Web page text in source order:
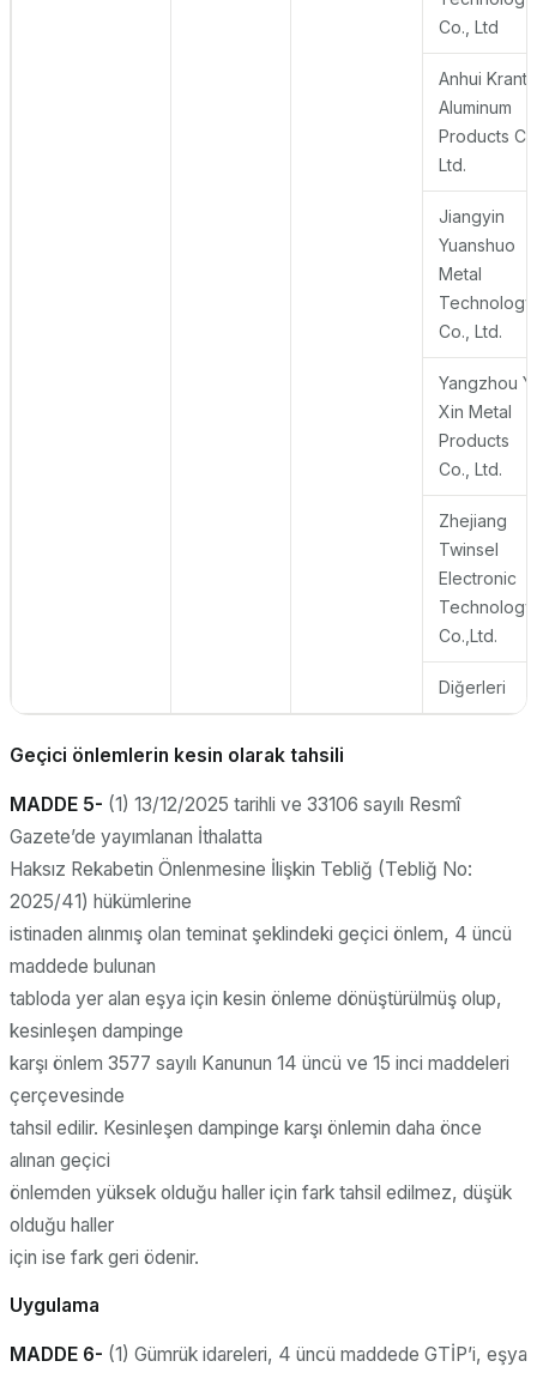
Co., Ltd
Anhui Krant
Aluminum
Products
Ltd.
Jiangyin
Yuanshuo
Metal
Technology
Co., Ltd.
Yangzhou
Xin Metal
Products
Co., Ltd.
Zhejiang
Twinsel
Electronic
Technology
Co.,Ltd.
Diğerleri
Geçici önlemlerin kesin olarak tahsili
MADDE 5- (1) 13/12/2025 tarihli ve 33106 sayılı Resmî
Gazete’de yayımlanan İthalatta
Haksız Rekabetin Önlenmesine İlişkin Tebliğ (Tebliğ No:
2025/41) hükümlerine
istinaden alınmış olan teminat şeklindeki geçici önlem, 4 üncü
maddede bulunan
tabloda yer alan eşya için kesin önleme dönüştürülmüş olup,
kesinleşen dampinge
karşı önlem 3577 sayılı Kanunun 14 üncü ve 15 inci maddeleri
çerçevesinde
tahsil edilir. Kesinleşen dampinge karşı önlemin daha önce
alınan geçici
önlemden yüksek olduğu haller için fark tahsil edilmez, düşük
olduğu haller
için ise fark geri ödenir.
Uygulama
MADDE 6- (1) Gümrük idareleri, 4 üncü maddede GTİP’i, eşya